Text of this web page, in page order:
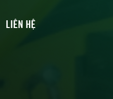
LIÊN HỆ